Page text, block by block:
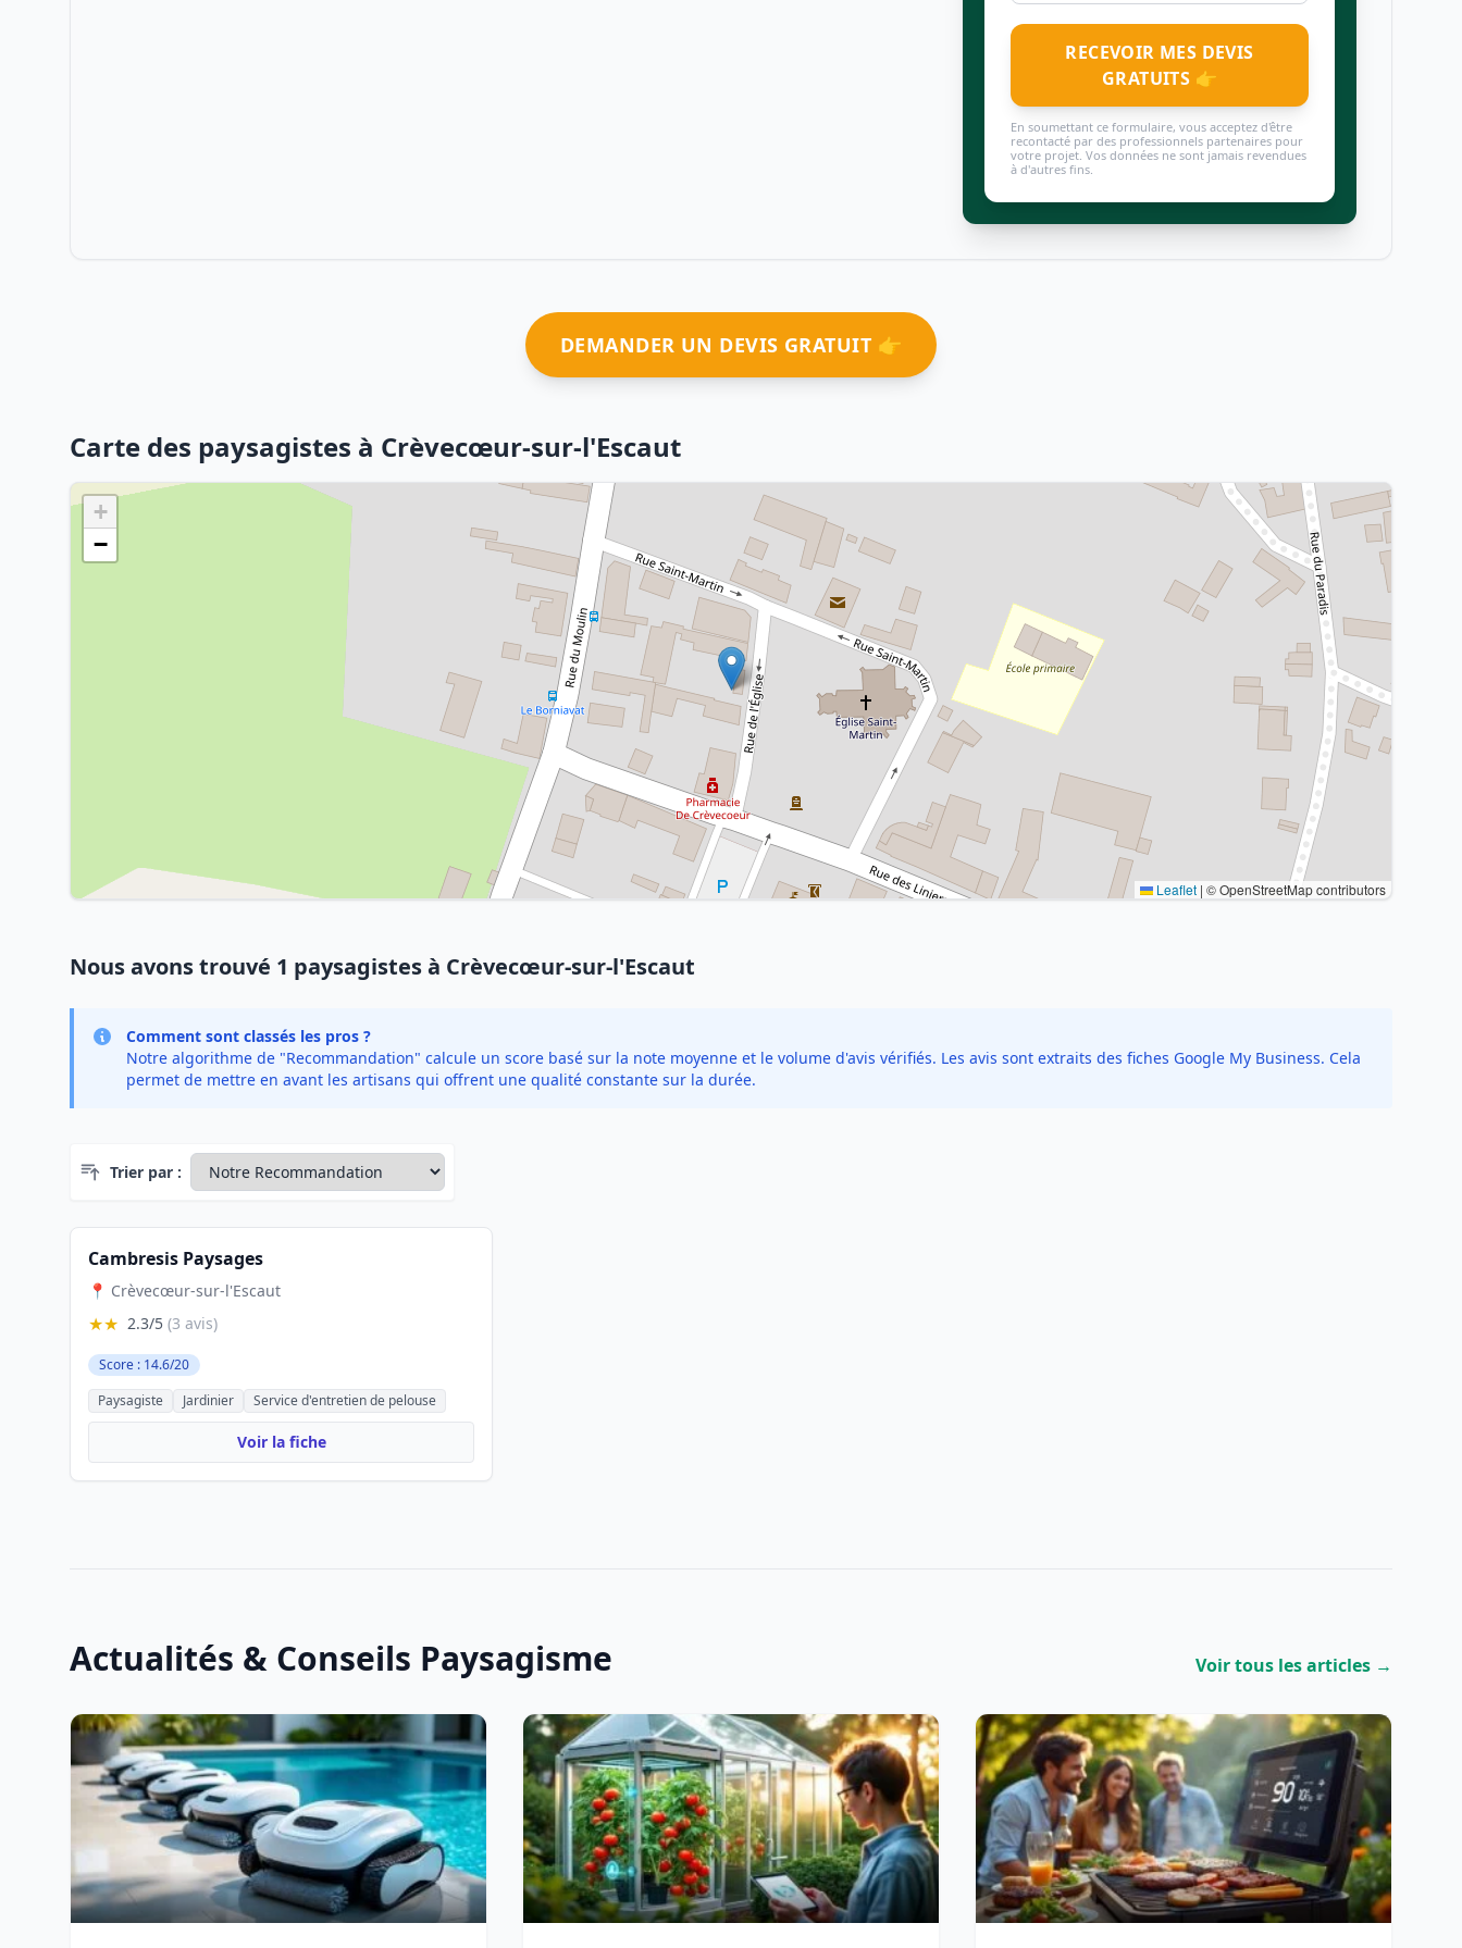
RECEVOIR MES DEVIS
GRATUITS 👉
En soumettant ce formulaire, vous acceptez d'être
recontacté par des professionnels partenaires pour
votre projet. Vos données ne sont jamais revendues
à d'autres fins.
DEMANDER UN DEVIS GRATUIT 👉
Carte des paysagistes à Crèvecœur-sur-l'Escaut
+
−
Leaflet | © OpenStreetMap contributors
Nous avons trouvé 1 paysagistes à Crèvecœur-sur-l'Escaut
Comment sont classés les pros ?
Notre algorithme de "Recommandation" calcule un score basé sur la note moyenne et le volume d'avis vérifiés. Les avis sont extraits des fiches Google My Business. Cela
permet de mettre en avant les artisans qui offrent une qualité constante sur la durée.
Trier par :
Cambresis Paysages
📍 Crèvecœur-sur-l'Escaut
★★ 2.3/5 (3 avis)
Score : 14.6/20
Paysagiste
Jardinier Service d'entretien de pelouse
Voir la fiche
Actualités & Conseils Paysagisme Voir tous les articles →